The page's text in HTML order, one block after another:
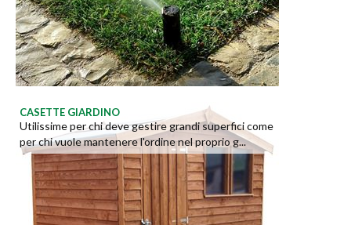
CASETTE GIARDINO
Utilissime per chi deve gestire grandi superfici come
per chi vuole mantenere l'ordine nel proprio g...